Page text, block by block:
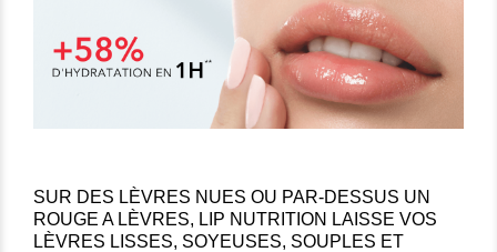
SUR DES LÈVRES NUES OU PAR-DESSUS UN
ROUGE A LÈVRES, LIP NUTRITION LAISSE VOS
LÈVRES LISSES, SOYEUSES, SOUPLES ET